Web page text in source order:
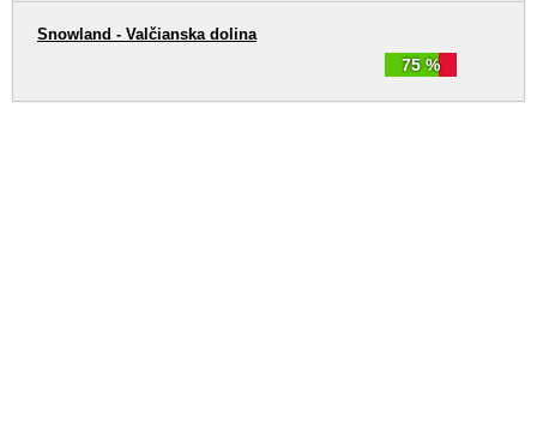
75 %
Snowland - Valčianska dolina